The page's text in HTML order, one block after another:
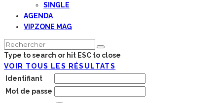
SINGLE
AGENDA
VIPZONE MAG
Type to search or hit ESC to close
VOIR TOUS LES RÉSULTATS
Identifiant
Mot de passe